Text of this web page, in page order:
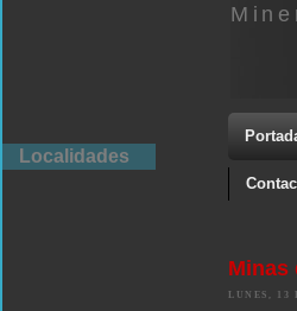
Minas
LUNES, 13
Localidades